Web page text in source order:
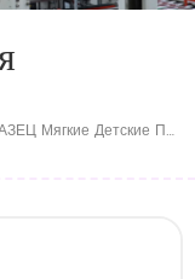
БЕСПЛАТНЫЙ ОБРАЗЕЦ Мягкие Детские Подгузники Индивидуальные Одноразовые Детские Подгузники Премиум-Класса Баловство